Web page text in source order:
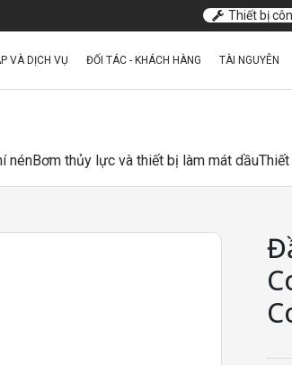
Thiết bị
VÀ DỊCH VỤ ĐỐI TÁC - KHÁCH HÀNG TÀI NGUYÊN
nénBơm thủy lực và thiết bị làm mát dầu